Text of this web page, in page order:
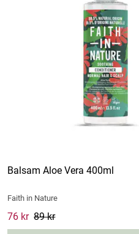
Balsam Aloe Vera 400ml
Faith in Nature
Current price
76 kr 89 kr